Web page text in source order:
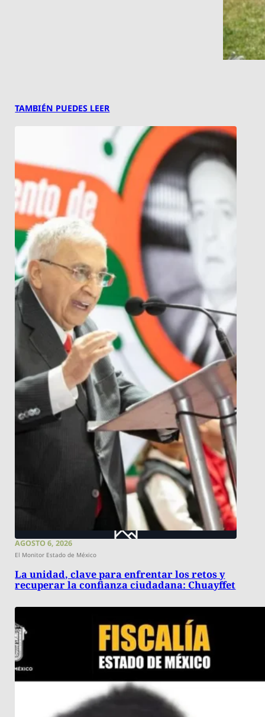
TAMBIÉN PUEDES LEER
AGOSTO 6, 2026
El Monitor Estado de México
La unidad, clave para enfrentar los retos y
recuperar la confianza ciudadana: Chuayffet